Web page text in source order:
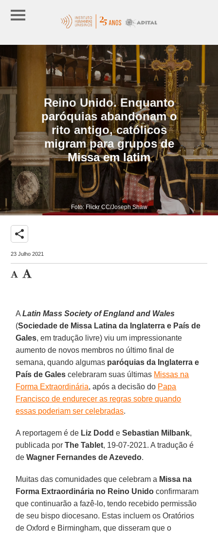
Reino Unido. Enquanto
paróquias abandonam o
rito antigo, católicos
migram para grupos de
Missa em latim
Foto: Flickr CC/Joseph Shaw
share
23 Julho 2021
ALatin Mass Society of England and Wales
(Sociedade de Missa Latina da Inglaterra e País de
Gales, em tradução livre) viu um impressionante
aumento de novos membros no último final de
semana, quando algumas paróquias da Inglaterra e
País de Gales celebraram suas últimas Missas na
Forma Extraordinária, após a decisão do Papa
Francisco de endurecer as regras sobre quando
essas poderiam ser celebradas.
A reportagem é de Liz Dodd eSebastian Milbank,
publicada porThe Tablet, 19-07-2021. A tradução é
deWagner Fernandes de Azevedo.
Muitas das comunidades que celebram a Missa na
Forma Extraordinária no Reino Unido confirmaram
que continuarão a fazê-lo, tendo recebido permissão
de seu bispo diocesano. Estas incluem os Oratórios
de Oxford e Birmingham, que disseram que o